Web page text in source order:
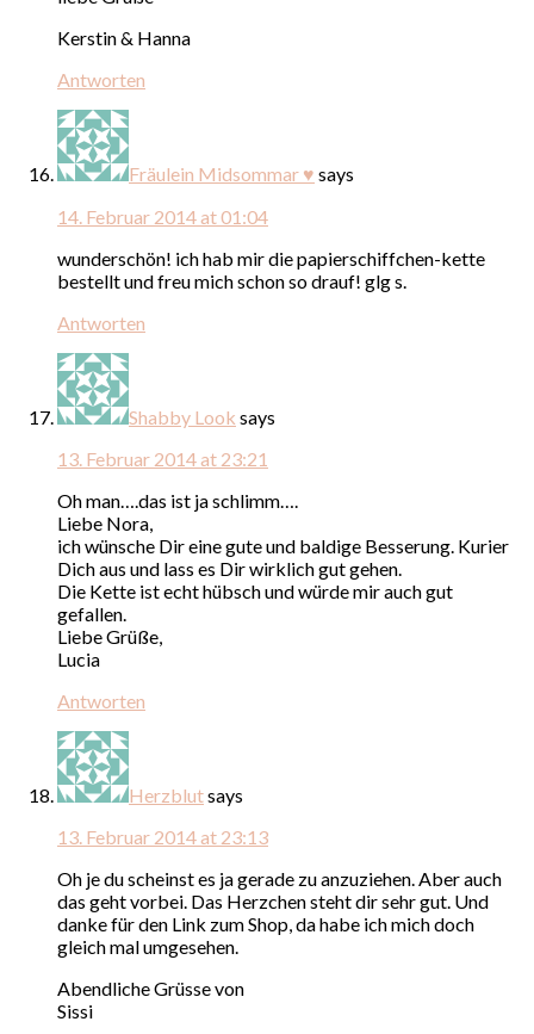
Kerstin & Hanna
Antworten
Fräulein Midsommar ♥ says
14. Februar 2014 at 01:04
wunderschön! ich hab mir die papierschiffchen-kette
bestellt und freu mich schon so drauf! glg s.
Antworten
Shabby Look says
13. Februar 2014 at 23:21
Oh man….das ist ja schlimm….
Liebe Nora,
ich wünsche Dir eine gute und baldige Besserung. Kurier
Dich aus und lass es Dir wirklich gut gehen.
Die Kette ist echt hübsch und würde mir auch gut
gefallen.
Liebe Grüße,
Lucia
Antworten
Herzblutsays
13. Februar 2014 at 23:13
Oh je du scheinst es ja gerade zu anzuziehen. Aber auch
das geht vorbei. Das Herzchen steht dir sehr gut. Und
danke für den Link zum Shop, da habe ich mich doch
gleich mal umgesehen.
Abendliche Grüsse von
Sissi